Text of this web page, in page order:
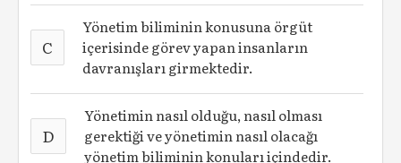
C
Yönetim biliminin konusuna örgüt
içerisinde görev yapan insanların
davranışları girmektedir.
D
Yönetimin nasıl olduğu, nasıl olması
gerektiği ve yönetimin nasıl olacağı
yönetim biliminin konuları içindedir.